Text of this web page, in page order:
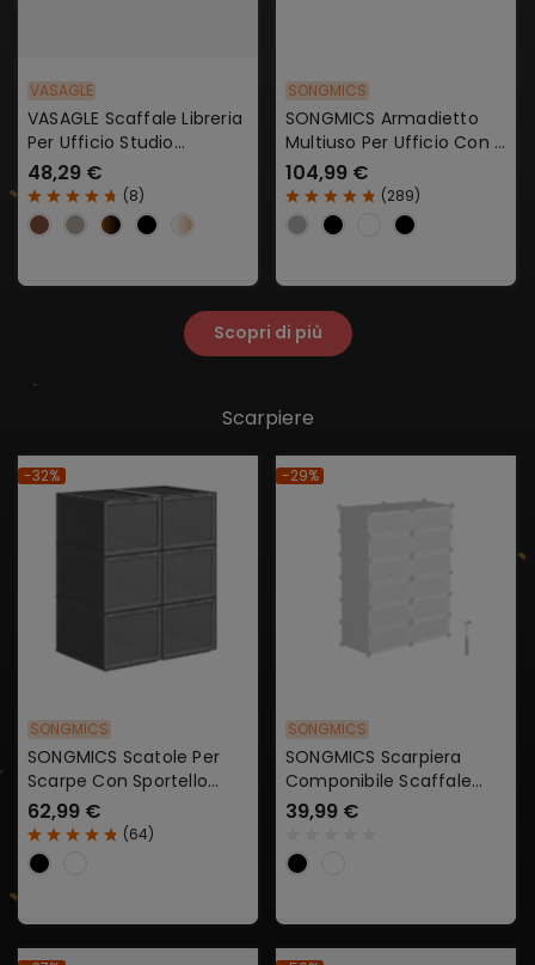
VASAGLE
VASAGLE Scaffale Libreria
Per Ufficio Studio
Soggiorno Camera Da
Letto Stile Industriale
48,29 €
(8)
SONGMICS
SONGMICS Armadietto
Multiuso Per Ufficio Con 2
Ante Serratura In Acciaio
104,99 €
(289)
Scopri di più
Scarpiere
-32%
SONGMICS
SONGMICS Scatole Per
Scarpe Con Sportello
Impilabili In Plastica
62,99 €
(64)
-29%
SONGMICS
SONGMICS Scarpiera
Componibile Scaffale
Modulare Con 12
Scomparti
39,99 €